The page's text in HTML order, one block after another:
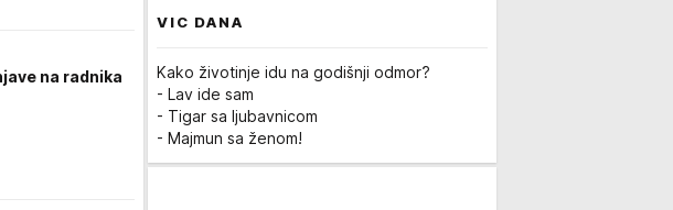
na radnika
VIC DANA
Kako životinje idu na godišnji odmor?
- Lav ide sam
- Tigar sa ljubavnicom
- Majmun sa ženom!